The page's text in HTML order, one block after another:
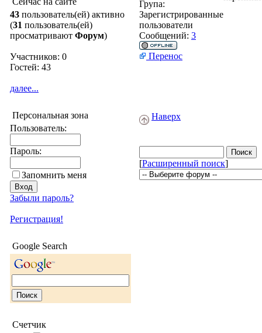
43 пользователь(ей) активно
(31 пользователь(ей)
просматривают Форум)
Участников: 0
Гостей: 43
далее...
Персональная зона
Пользователь:
Пароль:
Запомнить меня
Забыли пароль?
Регистрация!
Google Search
Счетчик
Група:
Зарегистрированные
пользователи
Сообщений: 3
Перенос
Наверх
[Расширенный поиск]